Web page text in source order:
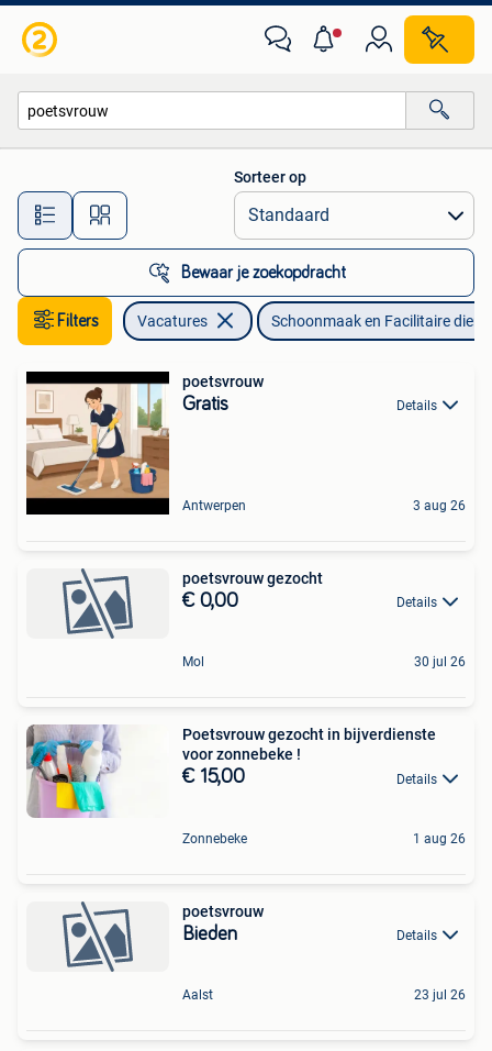
Alle afstanden…
Sorteer op
Bewaar je zoekopdracht
Filters Vacatures Schoonmaak en Facilitaire
poetsvrouw
Gratis Details
Antwerpen 3 aug 26
poetsvrouw gezocht
€ 0,00 Details
Mol 30 jul 26
Poetsvrouw gezocht in bijverdienste
voor zonnebeke !
€ 15,00 Details
Zonnebeke 1 aug 26
poetsvrouw
Bieden Details
Aalst 23 jul 26